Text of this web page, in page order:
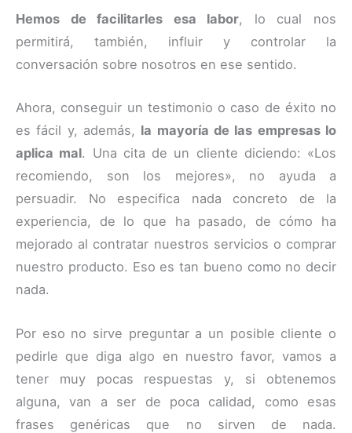
Hemos de facilitarles esa labor, lo cual nos
permitirá, también, influir y controlar la
conversación sobre nosotros en ese sentido.
Ahora, conseguir un testimonio o caso de éxito no
es fácil y, además, la mayoría de las empresas lo
aplica mal. Una cita de un cliente diciendo: «Los
recomiendo, son los mejores», no ayuda a
persuadir. No especifica nada concreto de la
experiencia, de lo que ha pasado, de cómo ha
mejorado al contratar nuestros servicios o comprar
nuestro producto. Eso es tan bueno como no decir
nada.
Por eso no sirve preguntar a un posible cliente o
pedirle que diga algo en nuestro favor, vamos a
tener muy pocas respuestas y, si obtenemos
alguna, van a ser de poca calidad, como esas
frases genéricas que no sirven de nada.